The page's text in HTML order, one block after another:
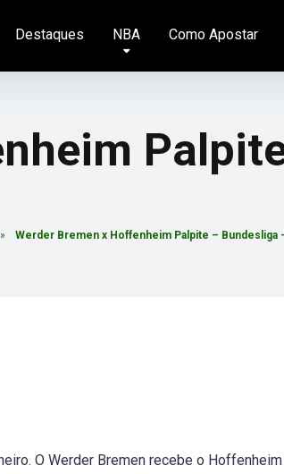
Destaques NBA Como Apostar
» Werder Bremen x Hoffenheim Palpite – Bundesliga
O Werder Bremen recebe o Hoffenheim